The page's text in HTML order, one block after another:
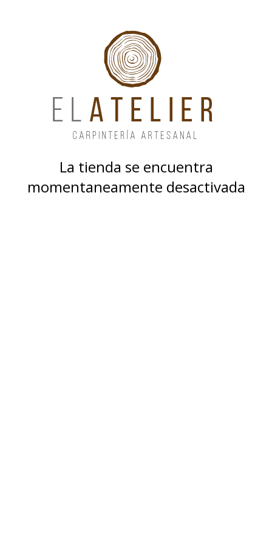
La tienda se encuentra
momentaneamente desactivada